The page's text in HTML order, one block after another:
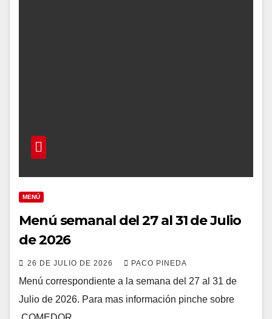
MENÚ
Menú semanal del 27 al 31 de Julio
de 2026
26 DE JULIO DE 2026 PACO PINEDA
Menú correspondiente a la semana del 27 al 31 de
Julio de 2026. Para mas información pinche sobre